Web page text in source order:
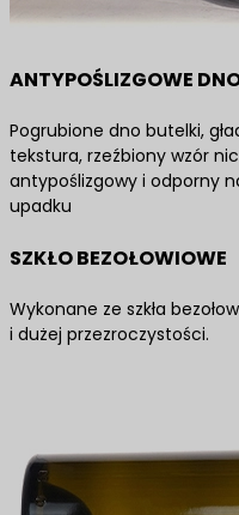
ANTYPOŚLIZGOWE
Pogrubione dno butelki,
tekstura, rzeźbiony wzór
antypoślizgowy i odporny
upadku
SZKŁO BEZOŁOWIOWE
Wykonane ze szkła
i dużej przezroczystości.